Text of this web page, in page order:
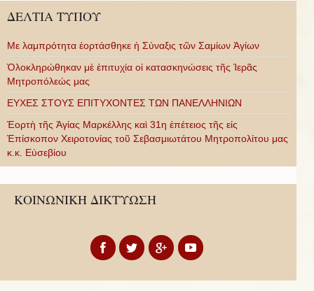
ΔΕΛΤΙΑ ΤΥΠΟΥ
Με λαμπρότητα ἑορτάσθηκε ἡ Σύναξις τῶν Σαμίων Ἁγίων
Ὁλοκληρώθηκαν μὲ ἐπιτυχία οἱ κατασκηνώσεις τῆς Ἱερᾶς
Μητροπόλεώς μας
ΕΥΧΕΣ ΣΤΟΥΣ ΕΠΙΤΥΧΟΝΤΕΣ ΤΩΝ ΠΑΝΕΛΛΗΝΙΩΝ
Ἑορτὴ τῆς Ἁγίας Μαρκέλλης καὶ 31η ἐπέτειος τῆς εἰς
Ἐπίσκοπον Χειροτονίας τοῦ Σεβασμιωτάτου Μητροπολίτου μας
κ.κ. Εὐσεβίου
ΚΟΙΝΩΝΙΚΗ ΔΙΚΤΥΩΣΗ